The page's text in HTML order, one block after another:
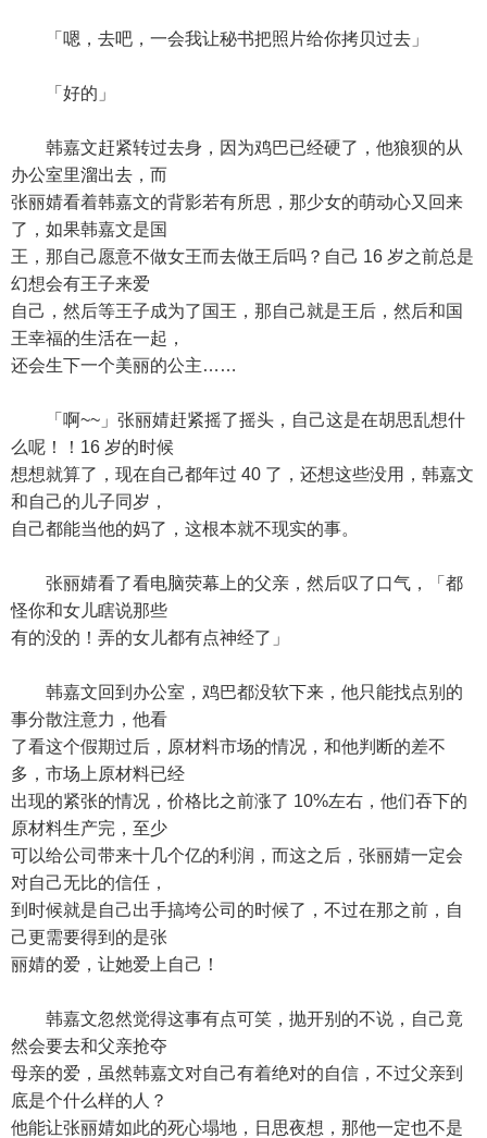
「嗯，去吧，一会我让秘书把照片给你拷贝过去」
「好的」
韩嘉文赶紧转过去身，因为鸡巴已经硬了，他狼狈的从
办公室里溜出去，而
张丽婧看着韩嘉文的背影若有所思，那少女的萌动心又回来
了，如果韩嘉文是国
王，那自己愿意不做女王而去做王后吗？自己 16 岁之前总是
幻想会有王子来爱
自己，然后等王子成为了国王，那自己就是王后，然后和国
王幸福的生活在一起，
还会生下一个美丽的公主……
「啊~~」张丽婧赶紧摇了摇头，自己这是在胡思乱想什
么呢！！16 岁的时候
想想就算了，现在自己都年过 40 了，还想这些没用，韩嘉文
和自己的儿子同岁，
自己都能当他的妈了，这根本就不现实的事。
张丽婧看了看电脑荧幕上的父亲，然后叹了口气，「都
怪你和女儿瞎说那些
有的没的！弄的女儿都有点神经了」
韩嘉文回到办公室，鸡巴都没软下来，他只能找点别的
事分散注意力，他看
了看这个假期过后，原材料市场的情况，和他判断的差不
多，市场上原材料已经
出现的紧张的情况，价格比之前涨了 10%左右，他们吞下的
原材料生产完，至少
可以给公司带来十几个亿的利润，而这之后，张丽婧一定会
对自己无比的信任，
到时候就是自己出手搞垮公司的时候了，不过在那之前，自
己更需要得到的是张
丽婧的爱，让她爱上自己！
韩嘉文忽然觉得这事有点可笑，抛开别的不说，自己竟
然会要去和父亲抢夺
母亲的爱，虽然韩嘉文对自己有着绝对的自信，不过父亲到
底是个什么样的人？
他能让张丽婧如此的死心塌地，日思夜想，那他一定也不是